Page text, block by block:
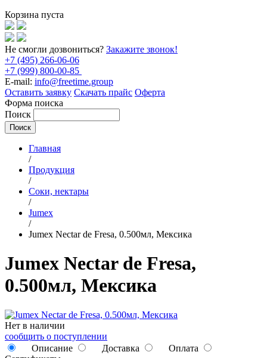
Корзина пуста
Не смогли дозвониться? Закажите звонок!
+7 (495) 266-06-06
+7 (999) 800-00-85
E-mail: info@freetime.group
Оставить заявку Скачать прайс Оферта
Форма поиска
Поиск
Главная
/
Продукция
/
Соки, нектары
/
Jumex
/
Jumex Nectar de Fresa, 0.500мл, Мексика
Jumex Nectar de Fresa,
0.500мл, Мексика
Нет в наличии
сообщить о поступлении
Описание
Доставка
Оплата